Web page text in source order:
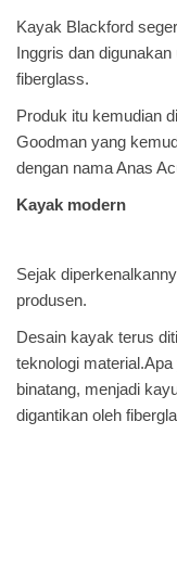
Kayak Blackford
Inggris dan
fiberglass.
Produk itu kemudian
Goodman yang
dengan nama Anas
Kayak modern
Sejak
produsen.
Desain kayak terus
teknologi
binatang, menjadi
digantikan oleh